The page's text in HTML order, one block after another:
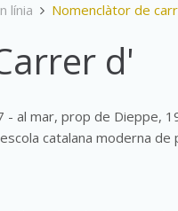
línia Nomenclàtor de
d'
- al mar, prop de Dieppe,
catalana moderna de